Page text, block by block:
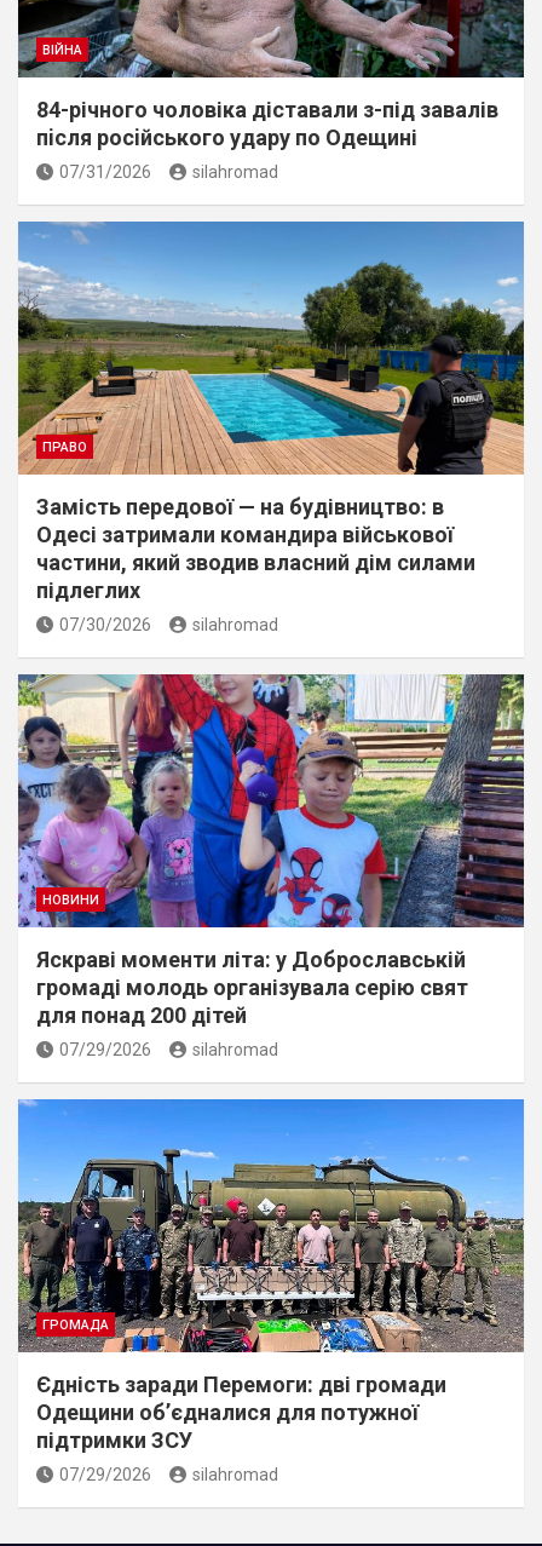
ВІЙНА
84-річного чоловіка діставали з-під завалів
пiсля росiйського удару по Одещині
07/31/2026 silahromad
ПРАВО
Замість передової — на будівництво: в
Одесі затримали командира військової
частини, який зводив власний дім силами
підлеглих
07/30/2026 silahromad
НОВИНИ
Яскраві моменти літа: у Доброславській
громаді молодь організувала серію свят
для понад 200 дітей
07/29/2026 silahromad
ГРОМАДА
Єдність заради Перемоги: дві громади
Одещини об’єдналися для потужної
підтримки ЗСУ
07/29/2026 silahromad